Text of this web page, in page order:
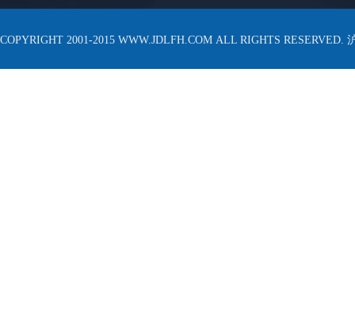
COPYRIGHT 2001-2015 WWW.JDLFH.COM ALL RIGHTS RESERVED.